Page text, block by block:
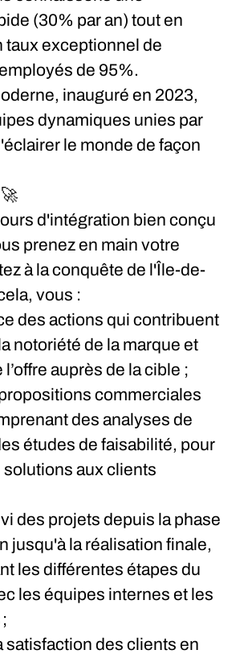
(30% par an) tout en
taux exceptionnel de
de 95%.
inauguré en 2023,
dynamiques unies par
le monde de façon
🚀
d'intégration bien conçu
prenez en main votre
à la conquête de l'Île-de-
vous :
des actions qui contribuent
notoriété de la marque et
auprès de la cible ;
commerciales
des analyses de
études de faisabilité, pour
aux clients
des projets depuis la phase
jusqu'à la réalisation finale,
les différentes étapes du
les équipes internes et les
satisfaction des clients en